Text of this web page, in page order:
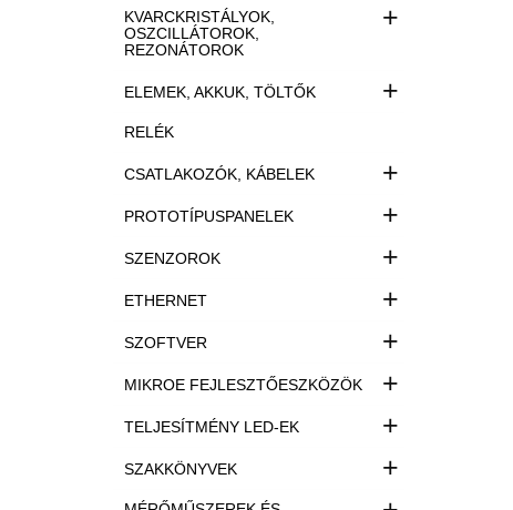
KVARCKRISTÁLYOK,
OSZCILLÁTOROK,
REZONÁTOROK
+
ELEMEK, AKKUK, TÖLTŐK +
RELÉK
CSATLAKOZÓK, KÁBELEK +
PROTOTÍPUSPANELEK +
SZENZOROK +
ETHERNET +
SZOFTVER +
MIKROE FEJLESZTŐESZKÖZÖK +
TELJESÍTMÉNY LED-EK +
SZAKKÖNYVEK +